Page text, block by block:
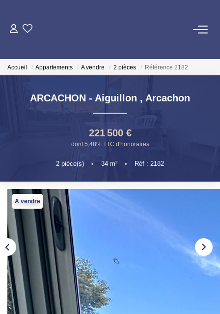
GESTION LOCATIVE
SYNDIC
QUI SOMMES NOUS
CONTACT
EXTRANET
Accueil Appartements A vendre 2 pièces Référence 2182
ARCACHON - Aiguillon , Arcachon
221 500 €
dont 5,48% TTC d'honoraires
2 pièce(s) • 34 m² • Réf : 2182
A vendre